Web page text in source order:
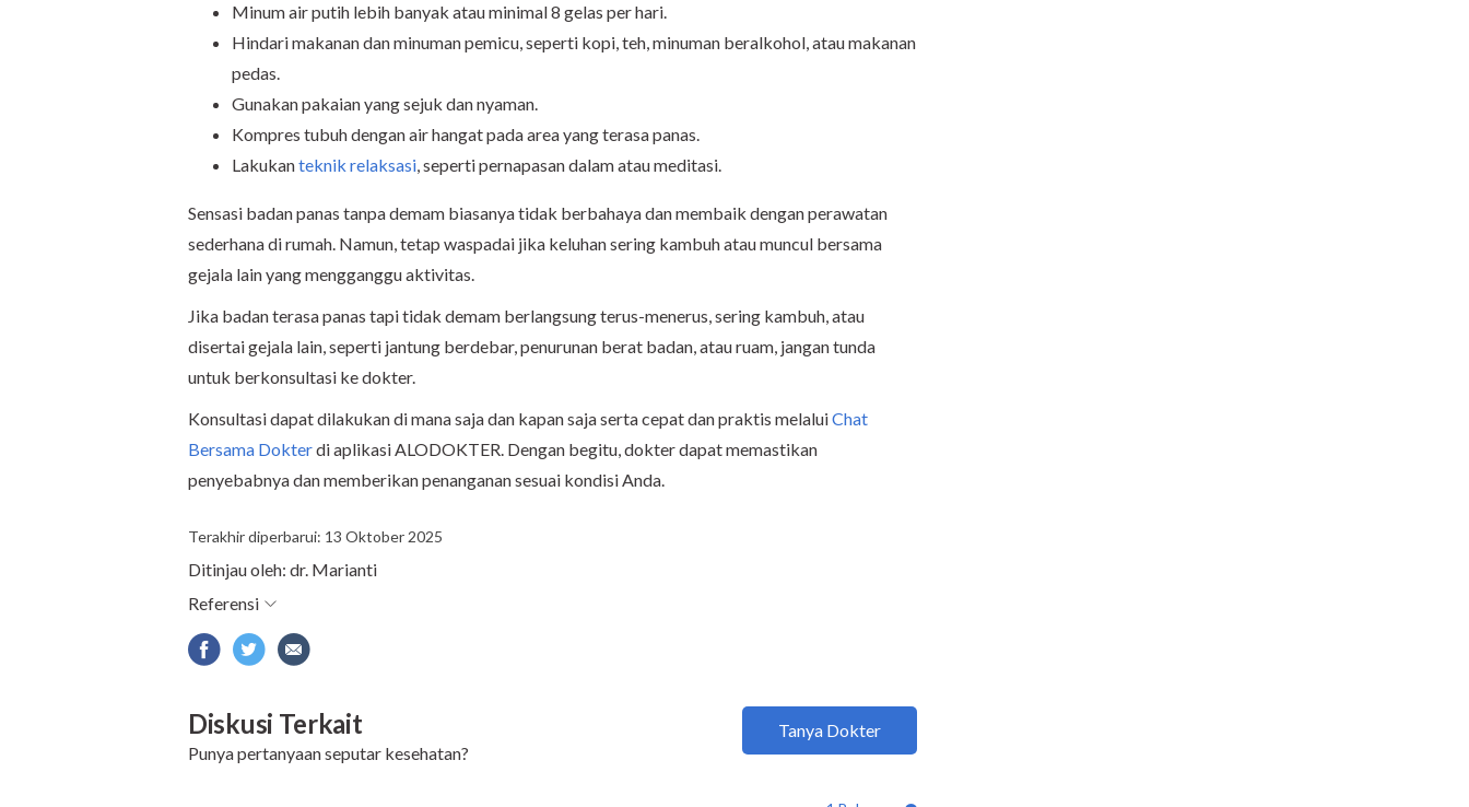
Minum air putih lebih banyak atau minimal 8 gelas per hari.
Hindari makanan dan minuman pemicu, seperti kopi, teh, minuman beralkohol, atau makanan
pedas.
Gunakan pakaian yang sejuk dan nyaman.
Kompres tubuh dengan air hangat pada area yang terasa panas.
Lakukanteknik relaksasi, seperti pernapasan dalam atau meditasi.
Sensasi badan panas tanpa demam biasanya tidak berbahaya dan membaik dengan perawatan
sederhana di rumah. Namun, tetap waspadai jika keluhan sering kambuh atau muncul bersama
gejala lain yang mengganggu aktivitas.
Jika badan terasa panas tapi tidak demam berlangsung terus-menerus, sering kambuh, atau
disertai gejala lain, seperti jantung berdebar, penurunan berat badan, atau ruam, jangan tunda
untuk berkonsultasi ke dokter.
Konsultasi dapat dilakukan di mana saja dan kapan saja serta cepat dan praktis melaluiChat
Bersama Dokterdi aplikasi ALODOKTER. Dengan begitu, dokter dapat memastikan
penyebabnya dan memberikan penanganan sesuai kondisi Anda.
Terakhir diperbarui: 13 Oktober 2025